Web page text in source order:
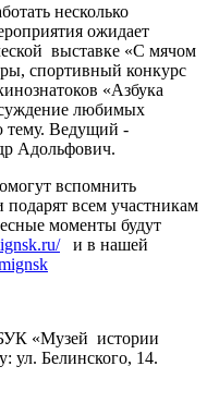
несколько
ожидает
выставке «С мячом
спортивный конкурс
«Азбука
любимых
тему. Ведущий -
Адольфович.
вспомнить
всем участникам
моменты будут
и в нашей
«Музей истории
ул. Белинского, 14.